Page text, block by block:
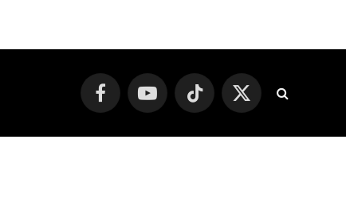
FacebookYouTube TikTok
X
(Twitter)